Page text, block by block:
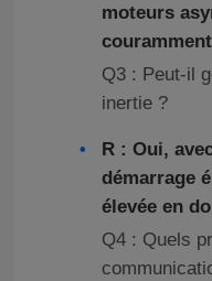
moteurs
Q3 : Peut-il
inertie ?
R : Oui,
démarrage
élevée en
Q4 : Quels